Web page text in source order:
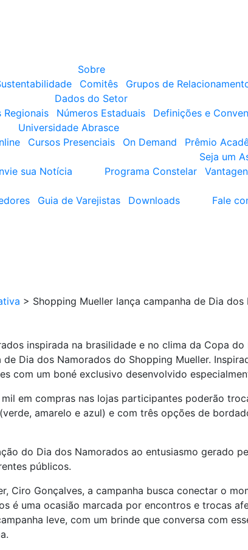
Sobre
Comitês Grupos de
Dados do Setor
Regionais Números Estaduais Definições e
Universidade Abrasce
Cursos Presenciais On Demand Prêmio
sua Notícia
Seja um
Programa Constelar
Guia de Varejistas Downloads
Fale
> Shopping Mueller lança campanha de Dia
inspirada na brasilidade e no clima da Copa do
Dia dos Namorados do Shopping Mueller.
com um boné exclusivo desenvolvido
em compras nas lojas participantes poderão
amarelo e azul) e com três opções de
do Dia dos Namorados ao entusiasmo gerado
públicos.
Ciro Gonçalves, a campanha busca conectar o
é uma ocasião marcada por encontros e trocas
leve, com um brinde que conversa com